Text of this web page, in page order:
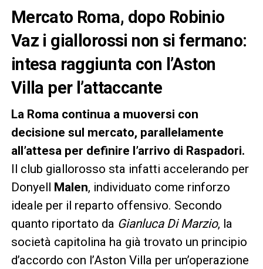
Mercato Roma, dopo Robinio
Vaz i giallorossi non si fermano:
intesa raggiunta con l’Aston
Villa per l’attaccante
La Roma continua a muoversi con
decisione sul mercato, parallelamente
all’attesa per definire l’arrivo di Raspadori.
Il club giallorosso sta infatti accelerando per
Donyell Malen, individuato come rinforzo
ideale per il reparto offensivo. Secondo
quanto riportato da Gianluca Di Marzio, la
società capitolina ha già trovato un principio
d’accordo con l’Aston Villa per un’operazione